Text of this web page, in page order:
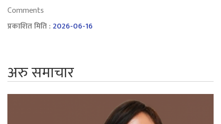
Comments
प्रकाशित मिति :2026-06-16
अरु समाचार